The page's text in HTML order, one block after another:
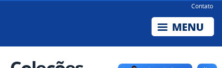
Contato